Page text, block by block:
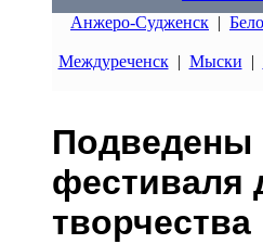
Анжеро-Судженск |
Междуреченск| Мыски |
Подведены
фестиваля
творчества